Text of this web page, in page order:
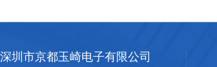
深圳市京都玉崎电子有限公司